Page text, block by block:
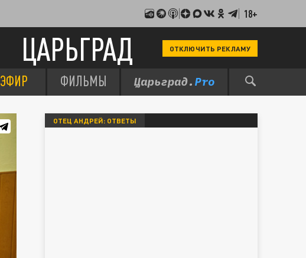
18+
ЦАРЬГРАД ОТКЛЮЧИТЬ РЕКЛАМУ
ЭФИР ФИЛЬМЫ
ОТЕЦ АНДРЕЙ: ОТВЕТЫ